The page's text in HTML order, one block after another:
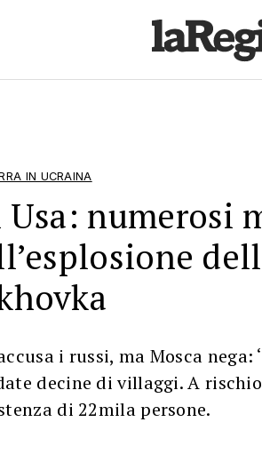
IN UCRAINA
Usa: numerosi
i russi, ma Mosca nega:
decine di villaggi. A
di 22mila persone.